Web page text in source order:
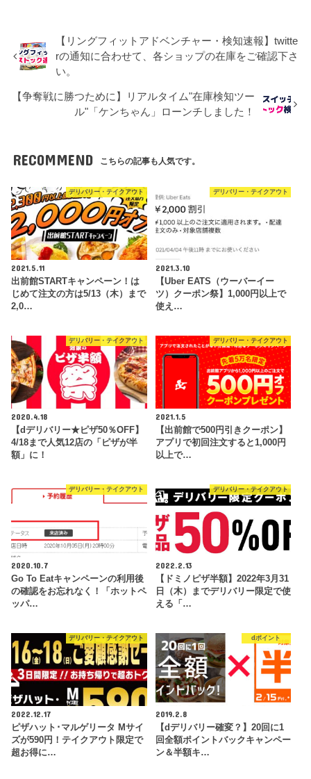
【リングフィットアドベンチャー・検知速報】twitte
rの通知に合わせて、各ショップの在庫をご確認下さ
い。
【争奪戦に勝つために】リアルタイム"在庫検知ツー
ル"「ケンちゃん」ローンチしました！
RECOMMEND こちらの記事も人気です。
デリバリー・テイクアウト
2021.5.11
出前館STARTキャンペーン！は
じめて注文の方は5/13（木）まで
2,0…
デリバリー・テイクアウト
2021.3.10
【Uber EATS（ウーバーイー
ツ）クーポン祭】1,000円以上で
使え…
デリバリー・テイクアウト
2020.4.18
【dデリバリー★ピザ50％OFF】
4/18まで人気12店の「ピザが半
額」に！
デリバリー・テイクアウト
2021.1.5
【出前館で500円引きクーポン】
アプリで初回注文すると1,000円
以上で…
デリバリー・テイクアウト
2020.10.7
Go To Eatキャンペーンの利用後
の確認をお忘れなく！「ホットペ
ッパ…
デリバリー・テイクアウト
2022.2.13
【ドミノピザ半額】2022年3月31
日（木）までデリバリー限定で使
える「…
デリバリー・テイクアウト
2022.12.17
ピザハット･マルゲリータ Mサイ
ズが590円！テイクアウト限定で
超お得に…
dポイント
2019.2.8
【dデリバリー確変？】20回に1
回全額ポイントバックキャンペー
ン＆半額キ…